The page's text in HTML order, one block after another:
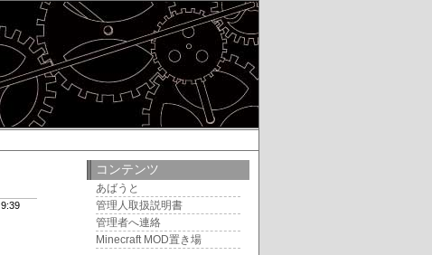
9:39
コンテンツ
あばうと
管理人取扱説明書
管理者へ連絡
Minecraft MOD置き場